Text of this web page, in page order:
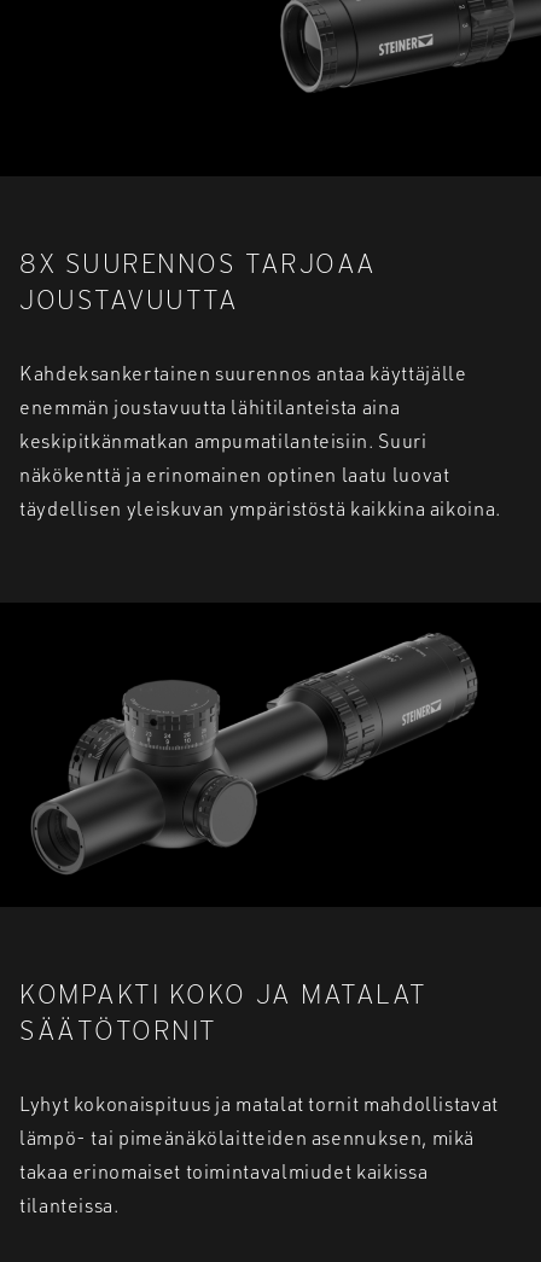
8X SUURENNOS TARJOAA
JOUSTAVUUTTA
Kahdeksankertainen suurennos antaa käyttäjälle
enemmän joustavuutta lähitilanteista aina
keskipitkänmatkan ampumatilanteisiin. Suuri
näkökenttä ja erinomainen optinen laatu luovat
täydellisen yleiskuvan ympäristöstä kaikkina aikoina.
KOMPAKTI KOKO JA MATALAT
SÄÄTÖTORNIT
Lyhyt kokonaispituus ja matalat tornit mahdollistavat
lämpö- tai pimeänäkölaitteiden asennuksen, mikä
takaa erinomaiset toimintavalmiudet kaikissa
tilanteissa.